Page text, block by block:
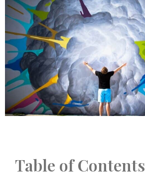
Table of Contents